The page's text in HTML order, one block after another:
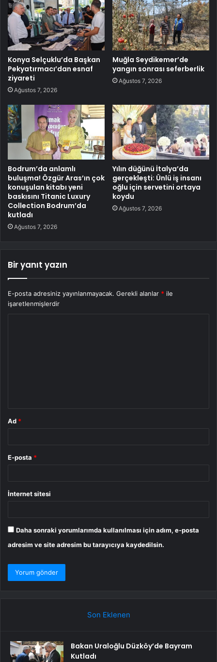
Konya Selçuklu’da Başkan
Pekyatırmacı’dan esnaf
ziyareti
Ağustos 7, 2026
Muğla Seydikemer’de
yangın sonrası seferberlik
Ağustos 7, 2026
Bodrum’da anlamlı
buluşma! Özgür Aras’ın çok
konuşulan kitabı yeni
baskısını Titanic Luxury
Collection Bodrum’da
kutladı
Ağustos 7, 2026
Yılın düğünü İtalya’da
gerçekleşti: Ünlü iş insanı
oğlu için servetini ortaya
koydu
Ağustos 7, 2026
Bir yanıt yazın
E-posta adresiniz yayınlanmayacak. Gerekli alanlar * ile
işaretlenmişlerdir
Ad *
E-posta *
İnternet sitesi
Daha sonraki yorumlarımda kullanılması için adım, e-posta
adresim ve site adresim bu tarayıcıya kaydedilsin.
Son Eklenen
Bakan Uraloğlu Düzköy’de Bayram
Kutladı